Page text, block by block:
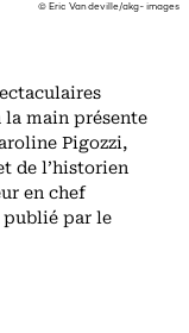
© Eric Vandeville/akg-images
la main présente
Pigozzi,
de l’historien
en chef
par le